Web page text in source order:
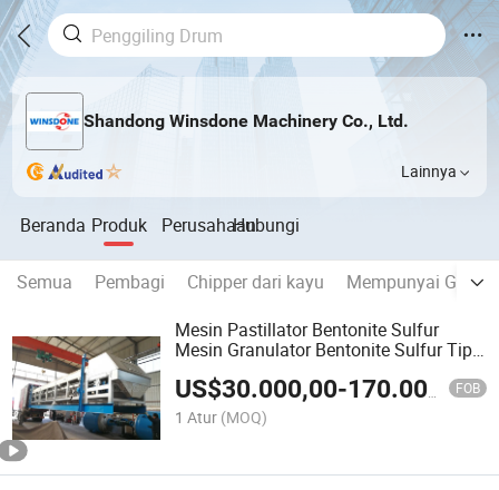
Shandong Winsdone Machinery Co., Ltd.
Lainnya
Beranda Produk PerusahaanHubungi
Semua Pembagi Chipper dari kayu
Mempunyai
Mesin Pastillator Bentonite Sulfur
Mesin Granulator Bentonite Sulfur Tipe
Bentonite Sulfur Pastilasi Bentonite
Sulfur
US$30.000,00-170.000,00 FOB
1 Atur (MOQ)